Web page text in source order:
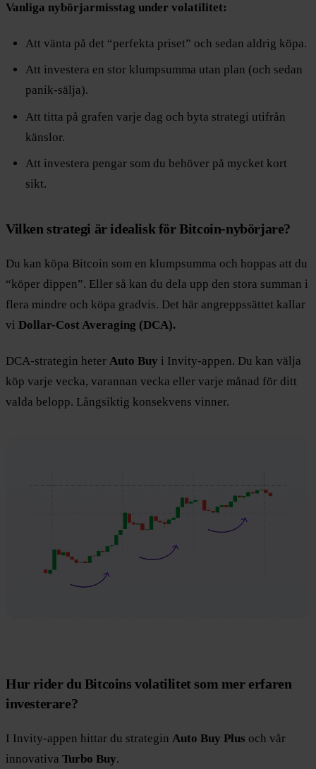
Vanliga nybörjarmisstag under volatilitet:
Att vänta på det “perfekta priset” och sedan aldrig köpa.
Att investera en stor klumpsumma utan plan (och sedan
panik-sälja).
Att titta på grafen varje dag och byta strategi utifrån
känslor.
Att investera pengar som du behöver på mycket kort
sikt.
Vilken strategi är idealisk för Bitcoin-nybörjare?
Du kan köpa Bitcoin som en klumpsumma och hoppas att du
“köper dippen”. Eller så kan du dela upp den stora summan i
flera mindre och köpa gradvis. Det här angreppssättet kallar
vi Dollar-Cost Averaging (DCA).
DCA-strategin heter Auto Buy i Invity-appen. Du kan välja
köp varje vecka, varannan vecka eller varje månad för ditt
valda belopp. Långsiktig konsekvens vinner.
Hur rider du Bitcoins volatilitet som mer erfaren
investerare?
I Invity-appen hittar du strategin Auto Buy Plus och vår
innovativa Turbo Buy.